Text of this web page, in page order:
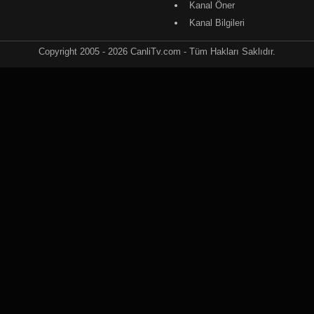
Kanal Öner
Kanal Bilgileri
Copyright 2005 - 2026 CanliTv.com - Tüm Hakları Saklıdır.